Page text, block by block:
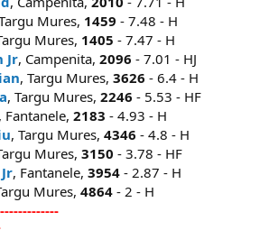
Mures, 1459 - 7.48 - H
Mures, 1405 - 7.47 - H
Jr, Campenita, 2096 - 7.01 - HJ
, Targu Mures, 3626 - 6.4 - H
, Targu Mures, 2246 - 5.53 - HF
, Fantanele, 2183 - 4.93 - H
, Targu Mures, 4346 - 4.8 - H
Mures, 3150 - 3.78 - HF
, Fantanele, 3954 - 2.87 - H
Mures, 4864 - 2 - H